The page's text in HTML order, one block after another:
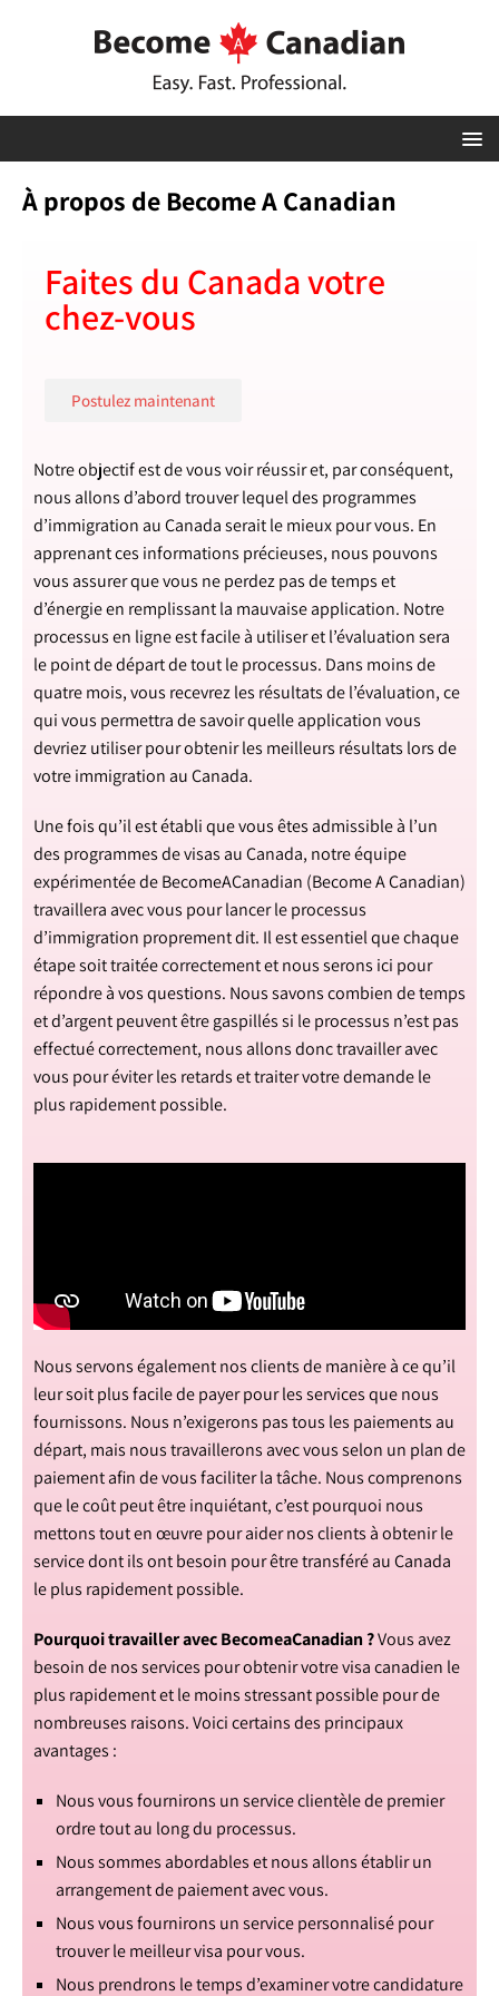
À propos de Become A Canadian
Faites du Canada votre
chez-vous
Postulez maintenant
Notre objectif est de vous voir réussir et, par conséquent,
nous allons d’abord trouver lequel des programmes
d’immigration au Canada serait le mieux pour vous. En
apprenant ces informations précieuses, nous pouvons
vous assurer que vous ne perdez pas de temps et
d’énergie en remplissant la mauvaise application. Notre
processus en ligne est facile à utiliser et l’évaluation sera
le point de départ de tout le processus. Dans moins de
quatre mois, vous recevrez les résultats de l’évaluation, ce
qui vous permettra de savoir quelle application vous
devriez utiliser pour obtenir les meilleurs résultats lors de
votre immigration au Canada.
Une fois qu’il est établi que vous êtes admissible à l’un
des programmes de visas au Canada, notre équipe
expérimentée de BecomeACanadian (Become A Canadian)
travaillera avec vous pour lancer le processus
d’immigration proprement dit. Il est essentiel que chaque
étape soit traitée correctement et nous serons ici pour
répondre à vos questions. Nous savons combien de temps
et d’argent peuvent être gaspillés si le processus n’est pas
effectué correctement, nous allons donc travailler avec
vous pour éviter les retards et traiter votre demande le
plus rapidement possible.
Nous servons également nos clients de manière à ce qu’il
leur soit plus facile de payer pour les services que nous
fournissons. Nous n’exigerons pas tous les paiements au
départ, mais nous travaillerons avec vous selon un plan de
paiement afin de vous faciliter la tâche. Nous comprenons
que le coût peut être inquiétant, c’est pourquoi nous
mettons tout en œuvre pour aider nos clients à obtenir le
service dont ils ont besoin pour être transféré au Canada
le plus rapidement possible.
Pourquoi travailler avec BecomeaCanadian ?Vous avez
besoin de nos services pour obtenir votre visa canadien le
plus rapidement et le moins stressant possible pour de
nombreuses raisons. Voici certains des principaux
avantages :
Nous vous fournirons un service clientèle de premier
ordre tout au long du processus.
Nous sommes abordables et nous allons établir un
arrangement de paiement avec vous.
Nous vous fournirons un service personnalisé pour
trouver le meilleur visa pour vous.
Nous prendrons le temps d’examiner votre candidature